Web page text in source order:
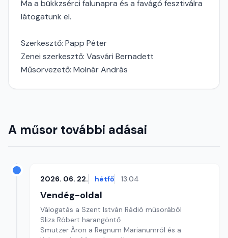
Ma a bükkzsérci falunapra és a favágó fesztiválra
látogatunk el.
Szerkesztő: Papp Péter
Zenei szerkesztő: Vasvári Bernadett
Műsorvezető: Molnár András
A műsor további adásai
2026. 06. 22. hétfő 13:04
Vendég-oldal
Válogatás a Szent István Rádió műsorából
Slizs Róbert harangöntő
Smutzer Áron a Regnum Marianumról és a